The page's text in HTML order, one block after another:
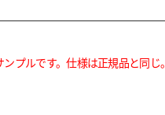
プルです。仕様は正規品と同じ